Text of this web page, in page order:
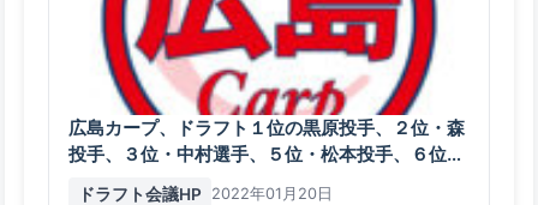
広島カープ、ドラフト１位の黒原投手、２位・森
投手、３位・中村選手、５位・松本投手、６位・
末包選手が１軍キャンプスタート
ドラフト会議HP 2022年01月20日